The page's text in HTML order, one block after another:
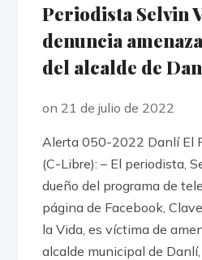
Periodista Selvin
denuncia
del alcalde de
on 21 de julio de 2022
Alerta 050-2022 Danlí El
(C-Libre): – El periodista,
dueño del programa de
página de Facebook,
la Vida, es víctima de
alcalde municipal de Danlí,